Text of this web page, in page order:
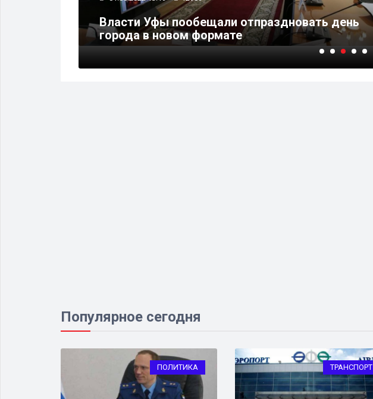
Власти Уфы пообещали отпраздновать день
города в новом формате
Популярное сегодня
ПОЛИТИКА ТРАНСПОРТ